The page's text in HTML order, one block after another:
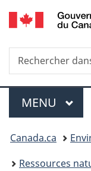
Rechercher
dans
Menu
MENU
Vous
êtes
Canada.ca
Ressources